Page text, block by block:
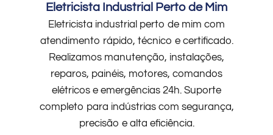
Eletricista Industrial Perto de Mim
Eletricista industrial perto de mim com
atendimento rápido, técnico e certificado.
Realizamos manutenção, instalações,
reparos, painéis, motores, comandos
elétricos e emergências 24h. Suporte
completo para indústrias com segurança,
precisão e alta eficiência.